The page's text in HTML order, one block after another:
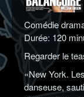
Comédie
Durée: 120
Regarder le
«New York.
danseuse,